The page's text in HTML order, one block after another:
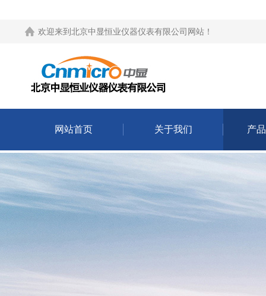
欢迎来到 北京中显恒业仪器仪表有限公司网站 ！
网站首页 关于我们 产